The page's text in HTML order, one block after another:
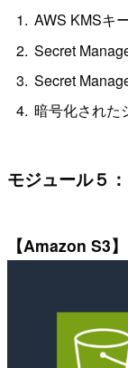
AWS KMSキ
Secret
Secret
暗号化された
モジュール５
【Amazon S3】